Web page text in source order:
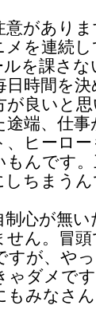
があり
メを連続
ルを課さ
時間を
が良いと
端、仕
、ヒーロ
んです
しちまう
心が無い
ん。冒
すが、や
ゃダメで
もみなさ